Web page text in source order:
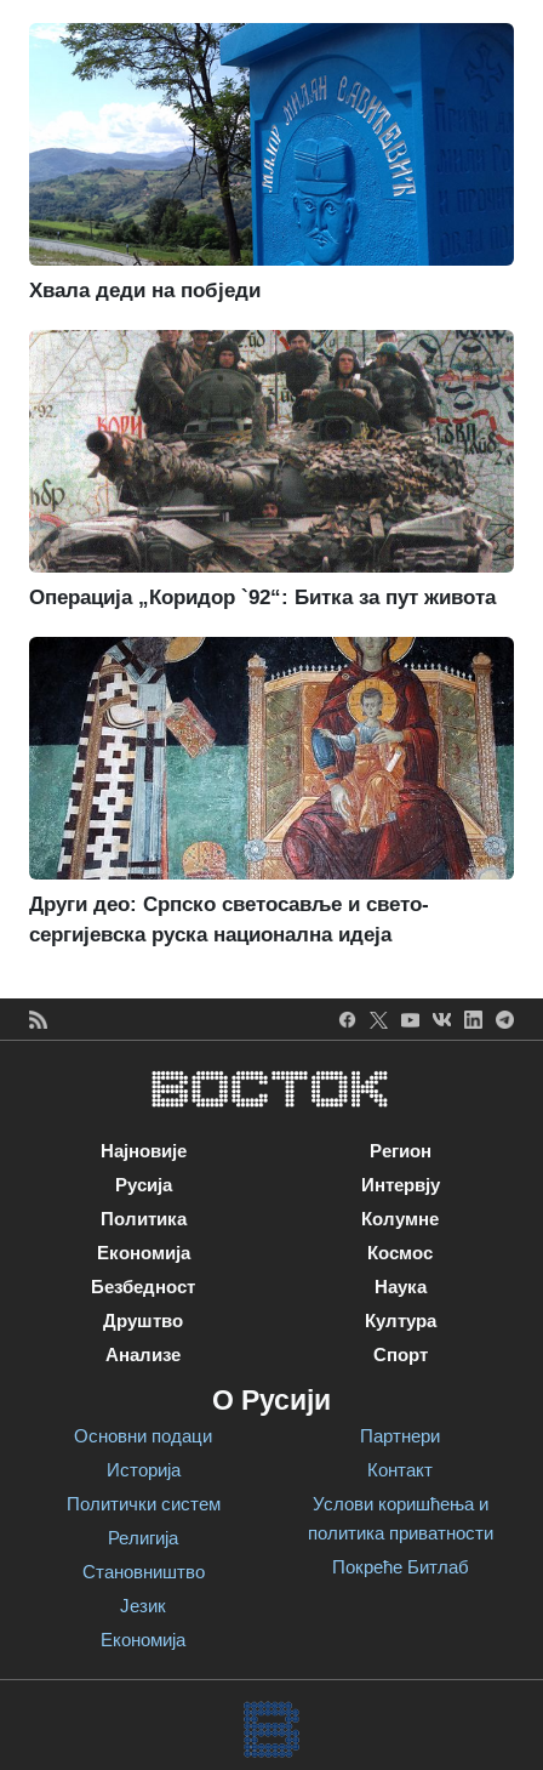
Хвала деди на побједи
Операција „Коридор `92“: Битка за пут живота
Други део: Српско светосавље и свето-
сергијевска руска национална идеја
Најновије
Русија
Политика
Економија
Безбедност
Друштво
Анализе
Регион
Интервју
Колумне
Космос
Наука
Култура
Спорт
О Русији
Основни подаци
Историја
Политички систем
Религија
Становништво
Језик
Економија
Партнери
Контакт
Услови коришћења и
политика приватности
Покреће Битлаб